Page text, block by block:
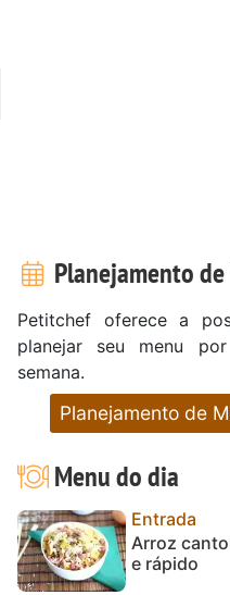
Planejamento
Petitchef oferece a
planejar seu menu
semana.
Planejamento de
Menu do dia
Entrada
Arroz
e rápido